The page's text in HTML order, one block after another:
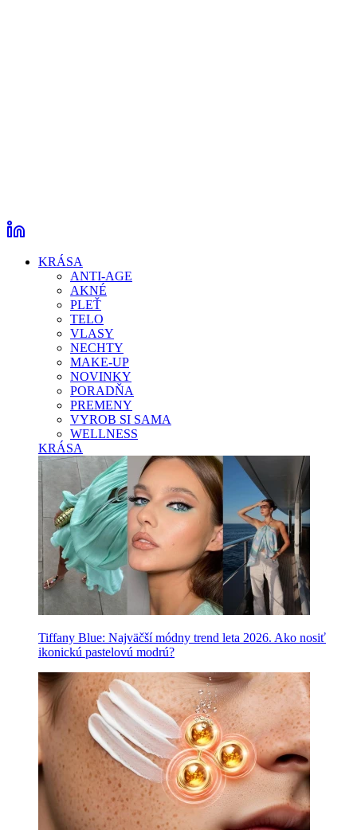
KRÁSA
ANTI-AGE
AKNÉ
PLEŤ
TELO
VLASY
NECHTY
MAKE-UP
NOVINKY
PORADŇA
PREMENY
VYROB SI SAMA
WELLNESS
KRÁSA
Tiffany Blue: Najväčší módny trend leta 2026. Ako nosiť
ikonickú pastelovú modrú?